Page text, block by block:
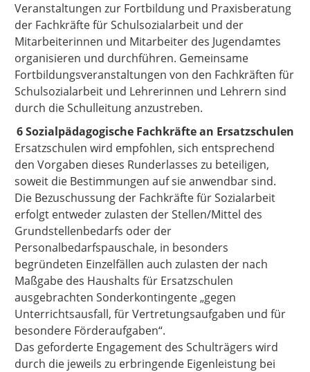
Veranstaltungen zur Fortbildung und Praxisberatung
der Fachkräfte für Schulsozialarbeit und der
Mitarbeiterinnen und Mitarbeiter des Jugendamtes
organisieren und durchführen. Gemeinsame
Fortbildungsveranstaltungen von den Fachkräften für
Schulsozialarbeit und Lehrerinnen und Lehrern sind
durch die Schulleitung anzustreben.
6 Sozialpädagogische Fachkräfte an Ersatzschulen
Ersatzschulen wird empfohlen, sich entsprechend
den Vorgaben dieses Runderlasses zu beteiligen,
soweit die Bestimmungen auf sie anwendbar sind.
Die Bezuschussung der Fachkräfte für Sozialarbeit
erfolgt entweder zulasten der Stellen/Mittel des
Grundstellenbedarfs oder der
Personalbedarfspauschale, in besonders
begründeten Einzelfällen auch zulasten der nach
Maßgabe des Haushalts für Ersatzschulen
ausgebrachten Sonderkontingente „gegen
Unterrichtsausfall, für Vertretungsaufgaben und für
besondere Förderaufgaben“.
Das geforderte Engagement des Schulträgers wird
durch die jeweils zu erbringende Eigenleistung bei